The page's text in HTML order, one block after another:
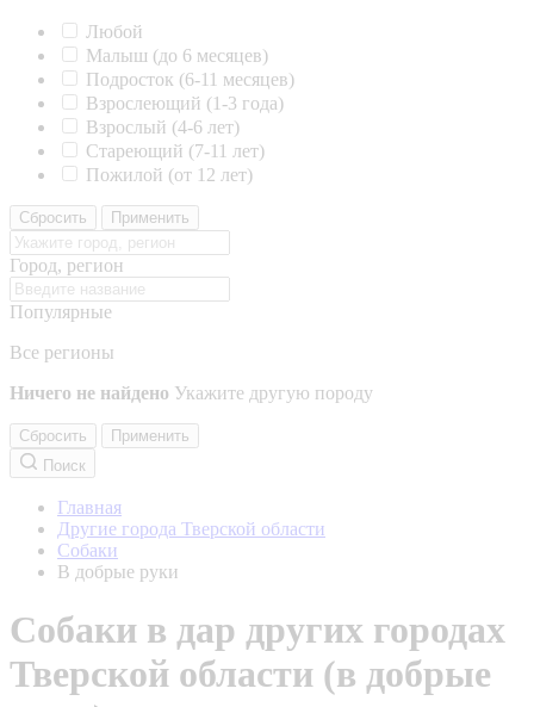
Любой
Малыш (до 6 месяцев)
Подросток (6-11 месяцев)
Взрослеющий (1-3 года)
Взрослый (4-6 лет)
Стареющий (7-11 лет)
Пожилой (от 12 лет)
Сбросить Применить
Город, регион
Популярные
Все регионы
Ничего не найдено Укажите другую породу
Сбросить
Применить
Поиск
Главная
Другие города Тверской области
Собаки
В добрые руки
Собаки в дар других городах
Тверской области (в добрые